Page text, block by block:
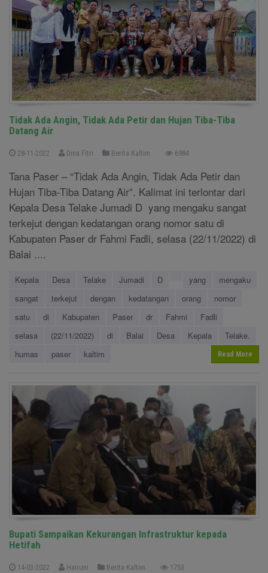
Tidak Ada Angin, Tidak Ada Petir dan Hujan Tiba-Tiba
Datang Air
28-11-2022 Dina Fitri Berita Kaltim 6984
Tana Paser – “Tidak Ada Angin, Tidak Ada Petir dan
Hujan Tiba-Tiba Datang Air”. Kalimat ini terlontar dari
Kepala Desa Telake Jumadi D yang mengaku sangat
terkejut dengan kedatangan orang nomor satu di
Kabupaten Paser dr Fahmi Fadli, selasa (22/11/2022) di
Balai ....
Kepala Desa Telake Jumadi D yang
mengaku
sangat
terkejut dengan kedatangan orang
nomor
satu
di Kabupaten Paser dr Fahmi
Fadli
selasa
(22/11/2022) di Balai Desa Kepala
Telake.
humas
paser kaltim Read More
Bupati Sampaikan Kekurangan Infrastruktur kepada
Hetifah
14-03-2022 Hairuni Berita Kaltim 1753